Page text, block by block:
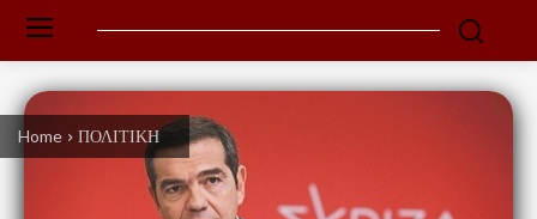
Home ΠΟΛΙΤΙΚΗ